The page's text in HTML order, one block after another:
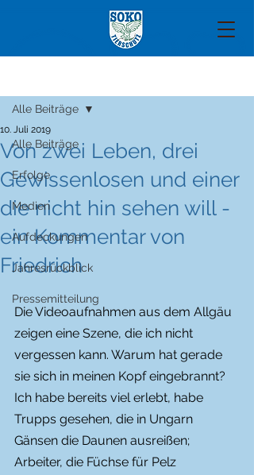
Alle Beiträge
Erfolge
Medien
Aufdeckungen
Jahresrückblick
Pressemitteilung
Alle Beiträge
Von zwei Leben, drei
Gewissenlosen und einer
die nicht hin sehen will -
ein Kommentar von
Friedrich
10. Juli 2019
Die Videoaufnahmen aus dem Allgäu
zeigen eine Szene, die ich nicht
vergessen kann. Warum hat gerade
sie sich in meinen Kopf eingebrannt?
Ich habe bereits viel erlebt, habe
Trupps gesehen, die in Ungarn
Gänsen die Daunen ausreißen;
Arbeiter, die Füchse für Pelz